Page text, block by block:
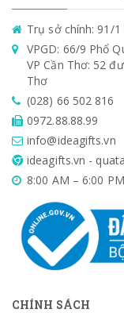
Trụ sở chính: 91/1
VPGD: 66/9 Phổ
VP Cần Thơ: 52
Thơ
(028) 66 502 816
0972.88.88.99
info@ideagifts.vn
ideagifts.vn -
8:00 AM – 6:00
CHÍNH SÁCH